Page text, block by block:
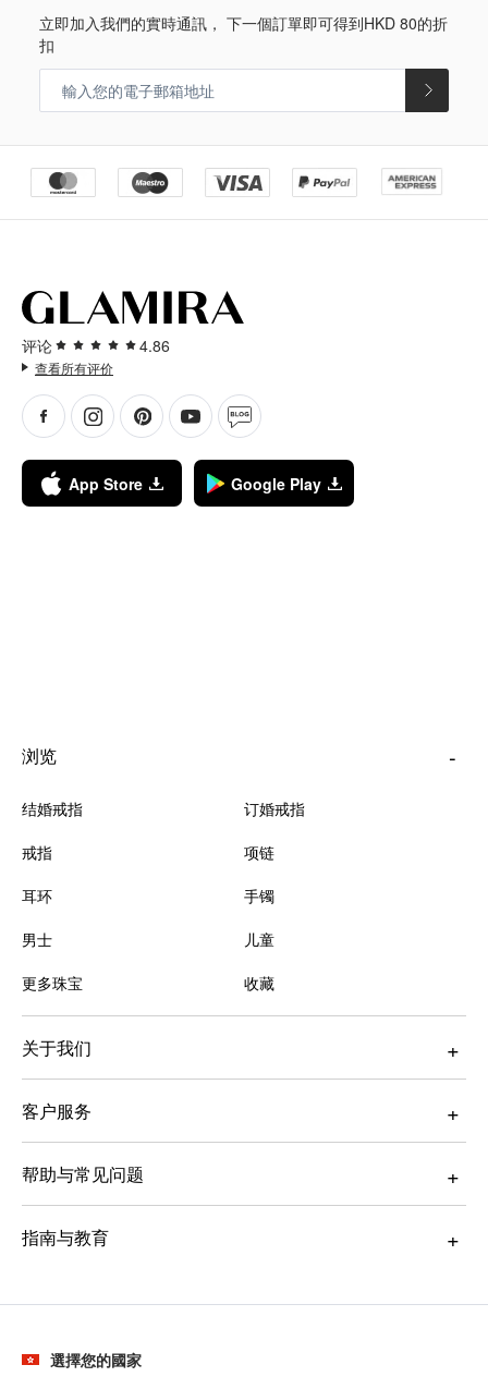
立即加入我們的實時通訊， 下一個訂單即可得到HKD 80的折
扣
评论 4.86
查看所有评价
App Store Google Play
浏览
结婚戒指
订婚戒指
戒指
项链
耳环
手镯
男士
儿童
更多珠宝
收藏
关于我们
客户服务
帮助与常见问题
指南与教育
選擇您的國家